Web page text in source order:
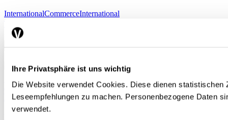
Ihre Privatsphäre ist uns wichtig
Die Website verwendet Cookies. Diese dienen statistischen
Leseempfehlungen zu machen. Personenbezogene Daten
verwendet.
InternationalCommerceInternational
L’Autriche, plaque tournante du commerce avec
l’Europe de l’Est